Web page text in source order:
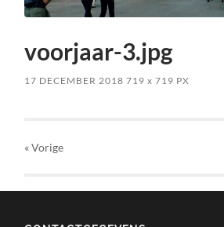
voorjaar-3.jpg
17 DECEMBER 2018 719x 719 PX
« Vorige